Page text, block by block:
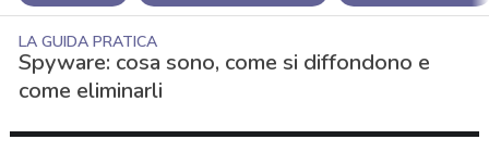
LA GUIDA PRATICA
Spyware: cosa sono, come si diffondono e
come eliminarli